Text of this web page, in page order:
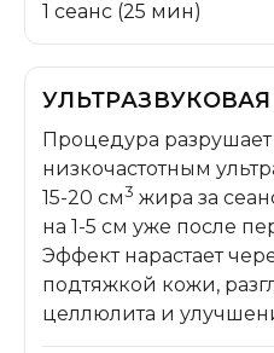
1 сеанс (25 мин)
Процедура
низкочастотным
15-20 см3 жира за
на 1-5 см уже после
Эффект нарастает
подтяжкой кожи,
целлюлита и